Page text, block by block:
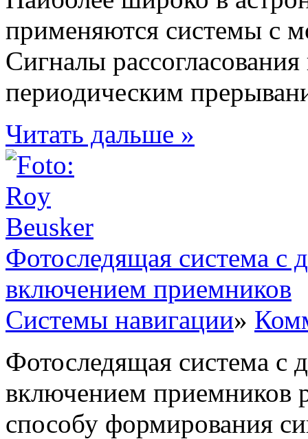
применяются системы с
Сигналы
периодическим
Читать дальше »
Фотоследящая система с
включением приемников
Системы навигации»
Фотоследящая система с
включением приемников
способу формирования